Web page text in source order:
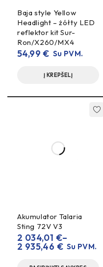
Naudokite tinkamą
agresyvių tirpiklių
Įsitikinkite, kad
su grandine visame
Ar šis rinkinys keičia
, grandinę pakeisite
Baja style Yellow
Headlight – żółty LED
reflektor kit Sur-
Ron/X260/MX4
54,99€ Su PVM.
Į KREPŠELĮ
Akumulator Talaria
Sting 72V V3
2 034,01 €–
2 935,46 € Su PVM.